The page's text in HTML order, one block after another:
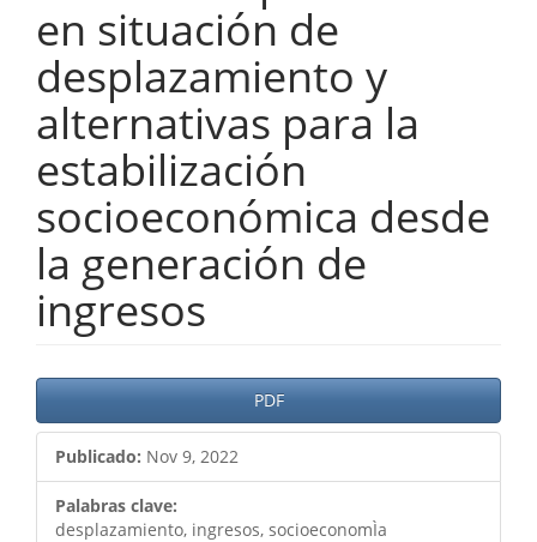
en situación de
desplazamiento y
alternativas para la
estabilización
socioeconómica desde
la generación de
ingresos
Barra
lateral
del
artículo
PDF
Publicado: Nov 9, 2022
Palabras clave:
desplazamiento, ingresos, socioeconomÌa